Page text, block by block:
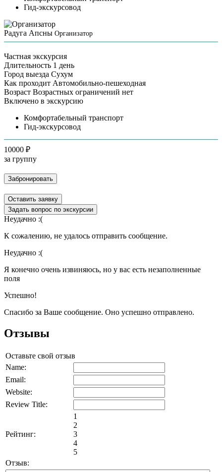
Гид-экскурсовод
Радуга Апсны Организатор
Частная экскурсия
Длительность 1 день
Город выезда Сухум
Как проходит Автомобильно-пешеходная
Возраст Возрастных ограничений нет
Включено в экскурсию
Комфортабельный транспорт
Гид-экскурсовод
10000 ₽
за группу
Забронировать
Оставить заявку
Задать вопрос по экскурсии
Неудачно :(
К сожалению, не удалось отправить сообщение.
Неудачно :(
Я конечно очень извиняюсь, но у вас есть незаполненные
поля
Успешно!
Спасибо за Ваше сообщение. Оно успешно отправлено.
Отзывы
Оставьте свой отзыв
Name:
Email:
Website:
Review Title:
Рейтинг:
1
2
3
4
5
Отзыв: